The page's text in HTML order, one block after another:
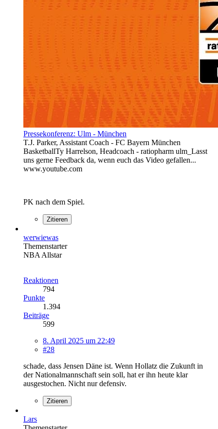
Pressekonferenz: Ulm - München
T.J. Parker, Assistant Coach - FC Bayern München
BasketballTy Harrelson, Headcoach - ratiopharm ulm_Lasst
uns gerne Feedback da, wenn euch das Video gefallen...
www.youtube.com
PK nach dem Spiel.
Zitieren
werwiewas
Themenstarter
NBA Allstar
Reaktionen
794
Punkte
1.394
Beiträge
599
8. April 2025 um 22:49
#28
schade, dass Jensen Däne ist. Wenn Hollatz die Zukunft in
der Nationalmannschaft sein soll, hat er ihn heute klar
ausgestochen. Nicht nur defensiv.
Zitieren
Lars